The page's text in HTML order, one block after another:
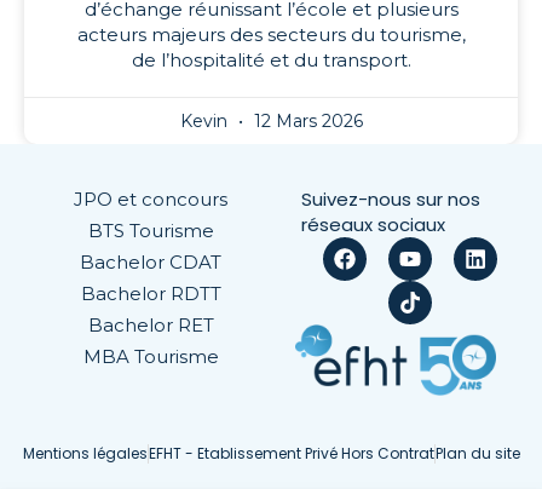
d’échange réunissant l’école et plusieurs
acteurs majeurs des secteurs du tourisme,
de l’hospitalité et du transport.
Kevin 12 Mars 2026
JPO et concours
BTS Tourisme
Bachelor CDAT
Bachelor RDTT
Bachelor RET
MBA Tourisme
Suivez-nous sur nos
réseaux sociaux
Mentions légalesEFHT - Etablissement Privé Hors ContratPlan du site